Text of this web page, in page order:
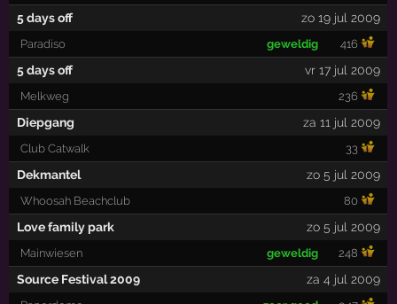
5 days off zo 19 jul 2009
Paradiso geweldig 416
5 days off vr 17 jul 2009
Melkweg 236
Diepgang za 11 jul 2009
Club Catwalk 33
Dekmantel zo 5 jul 2009
Whoosah Beachclub 80
Love family park zo 5 jul 2009
Mainwiesen geweldig 248
Source Festival 2009 za 4 jul 2009